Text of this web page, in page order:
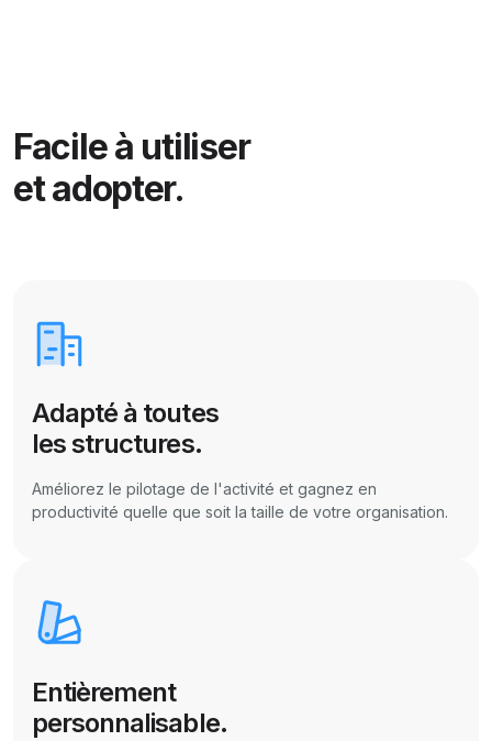
Facile à utiliser
et adopter.
Adapté à toutes
les structures.
Améliorez le pilotage de l'activité et gagnez en
productivité quelle que soit la taille de votre organisation.
Entièrement
personnalisable.